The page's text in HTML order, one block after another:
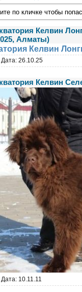
по кличке чтобы
Келвин
Алматы)
Келвин
Дата: 26.10.25
Келвин
Дата: 10.11.11